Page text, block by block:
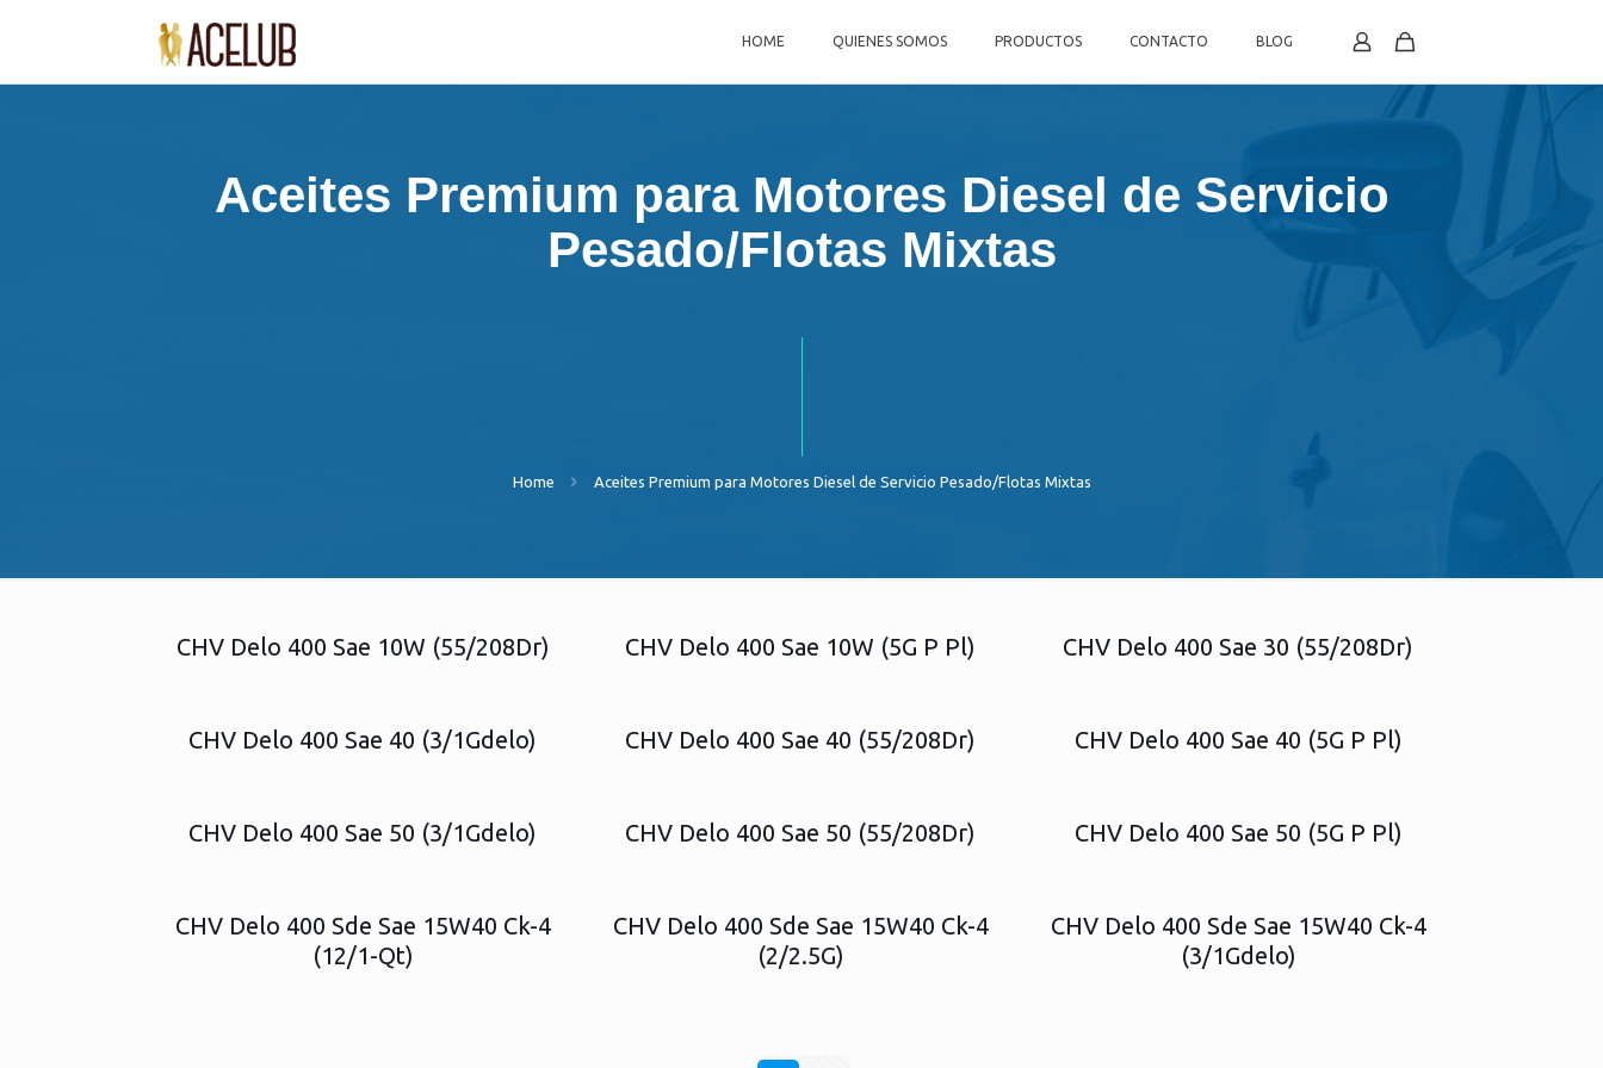
HOME QUIENES SOMOS PRODUCTOS CONTACTO BLOG
Aceites Premium para Motores Diesel de Servicio
Pesado/Flotas Mixtas
Home Aceites Premium para Motores Diesel de Servicio Pesado/Flotas Mixtas
CHV Delo 400 Sae 10W (55/208Dr) CHV Delo 400 Sae 10W (5G P Pl) CHV Delo 400 Sae 30 (55/208Dr)
CHV Delo 400 Sae 40 (3/1Gdelo) CHV Delo 400 Sae 40 (55/208Dr) CHV Delo 400 Sae 40 (5G P Pl)
CHV Delo 400 Sae 50 (3/1Gdelo) CHV Delo 400 Sae 50 (55/208Dr) CHV Delo 400 Sae 50 (5G P Pl)
CHV Delo 400 Sde Sae 15W40 Ck-4
(12/1-Qt)
CHV Delo 400 Sde Sae 15W40 Ck-4
(2/2.5G)
CHV Delo 400 Sde Sae 15W40 Ck-4
(3/1Gdelo)